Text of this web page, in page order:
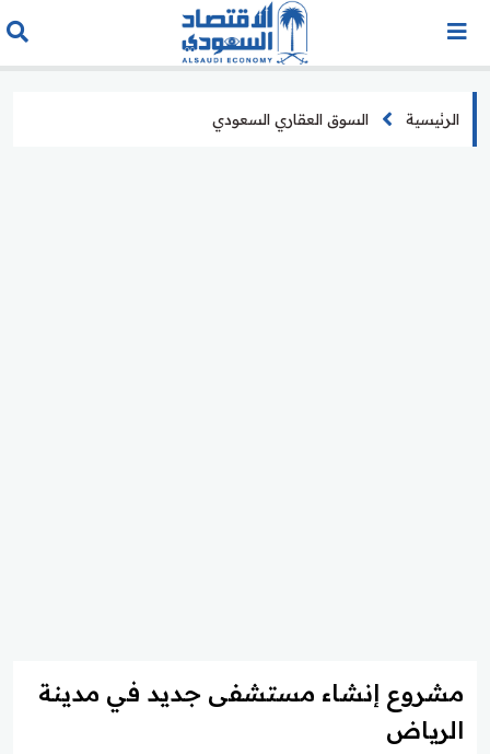
الرئيسية السوق العقاري السعودي
مشروع إنشاء مستشفى جديد في مدينة
الرياض